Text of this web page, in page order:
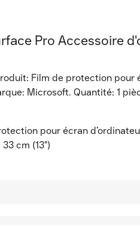
Pro Accessoire
Film de protection
Microsoft. Quantité: 1
pour écran
cm (13")